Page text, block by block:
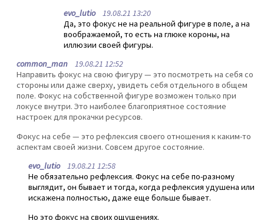
evo_lutio19.08.21 13:20
Да, это фокус не на реальной фигуре в поле, а на
воображаемой, то есть на глюке короны, на
иллюзии своей фигуры.
common_man 19.08.21 12:52
Направить фокус на свою фигуру — это посмотреть на себя со
стороны или даже сверху, увидеть себя отдельного в общем
поле. Фокус на собственной фигуре возможен только при
локусе внутри. Это наиболее благоприятное состояние
настроек для прокачки ресурсов.
Фокус на себе — это рефлексия своего отношения к каким-то
аспектам своей жизни. Совсем другое состояние.
evo_lutio19.08.21 12:58
Не обязательно рефлексия. Фокус на себе по-разному
выглядит, он бывает и тогда, когда рефлексия удушена или
искажена полностью, даже еще больше бывает.
Но это фокус на своих ощущениях.